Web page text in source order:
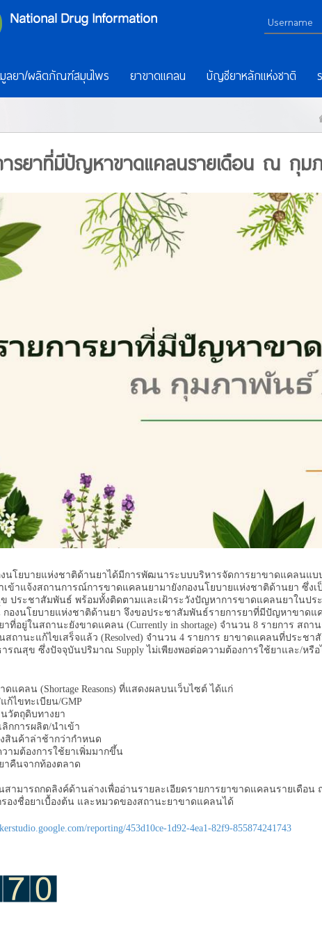
ลยา/ผลิตภัณฑ์สมุนไพร ยาขาดแคลน บัญชียาหลักแห่งชาติ
ารยาที่มีปัญหาขาดแคลนรายเดือน ณ กุม
ยบายแห่งชาติด้านยาได้มีการพัฒนาระบบบริหารจัดการยาขาดแคลนแบ
เข้าแจ้งสถานการณ์การขาดแคลนยามายังกองนโยบายแห่งชาติด้านยา ซึ่ง
ข ประชาสัมพันธ์ พร้อมทั้งติดตามและเฝ้าระวังปัญหาการขาดแคลนย
งนโยบายแห่งชาติด้านยา จึงขอประชาสัมพันธ์รายการยาที่มีปัญหาขาดแ
าที่อยู่ในสถานะยังขาดแคลน (Currently in shortage) จำนวน 8 รายการ สถา
สถานะแก้ไขเสร็จแล้ว (Resolved) จำนวน 4 รายการ ยาขาดแคลนที่ประช
รณสุข ซึ่งปัจจุบันปริมาณ Supply ไม่เพียงพอต่อความต้องการใช้ยาและ/หรื
าดแคลน (Shortage Reasons) ที่แสดงผลบนเว็บไซต์ ได้แก่
ง/แก้ไขทะเบียน/GMP
วัตถุดิบทางยา
เลิกการผลิต/นำเข้า
สินค้าล่าช้ากว่ากำหนด
วามต้องการใช้ยาเพิ่มมากขึ้น
าคืนจากท้องตลาด
มารถกดลิงค์ด้านล่างเพื่ออ่านรายละเอียดรายการยาขาดแคลนรายเดือน
องชื่อยาเบื้องต้น และหมวดของสถานะยาขาดแคลนได้
reporting/453d10ce-1d92-4ea1-82f9-855874241743